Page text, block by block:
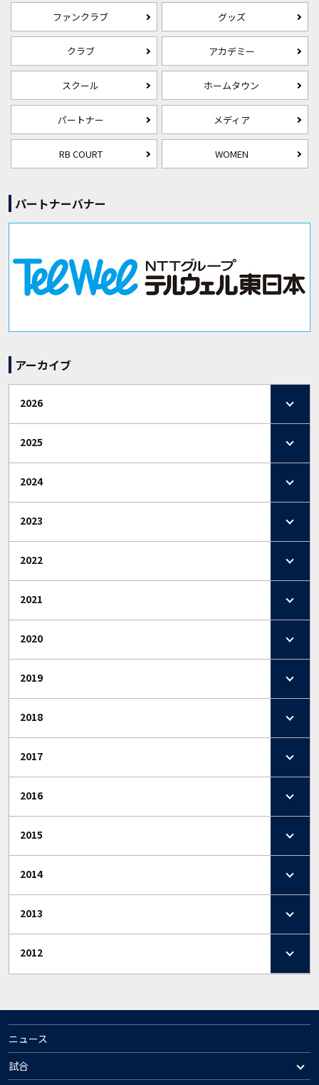
ファンクラブ グッズ
クラブ アカデミー
スクール ホームタウン
パートナー メディア
RB COURT WOMEN
パートナーバナー
アーカイブ
2026
2025
2024
2023
2022
2021
2020
2019
2018
2017
2016
2015
2014
2013
2012
ニュース
試合